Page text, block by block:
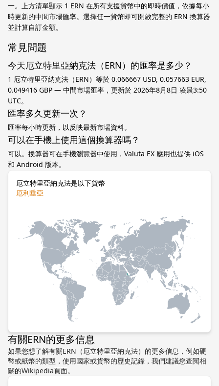
一。上方清單顯示 1 ERN 在所有支援貨幣中的即時價值，依據每小
時更新的中間市場匯率。選擇任一貨幣即可開啟完整的 ERN 換算器
並計算自訂金額。
常見問題
今天厄立特里亞納克法（ERN）的匯率是多少？
1 厄立特里亞納克法（ERN）等於 0.066667 USD, 0.057663 EUR,
0.049416 GBP — 中間市場匯率，更新於 2026年8月8日 凌晨3:50
UTC。
匯率多久更新一次？
匯率每小時更新，以反映最新市場資料。
可以在手機上使用這個換算器嗎？
可以。換算器可在手機瀏覽器中使用，Valuta EX 應用也提供 iOS
和 Android 版本。
厄立特里亞納克法是以下貨幣
厄利垂亞
有關ERN的更多信息
如果您想了解有關ERN（厄立特里亞納克法）的更多信息，例如硬
幣或紙幣的類型，使用國家或貨幣的歷史記錄，我們建議您查閱相
關的Wikipedia頁面。